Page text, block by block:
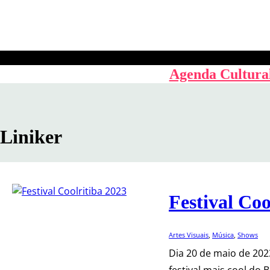
conteúdo
Agenda
Liniker
Festival
Artes Visuais Música Shows
Dia 20 de maio de